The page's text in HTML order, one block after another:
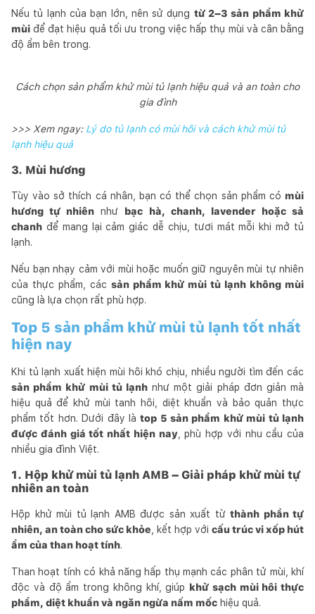
Nếu tủ lạnh của bạn lớn, nên sử dụng từ 2–3 sản phẩm khử
mùi để đạt hiệu quả tối ưu trong việc hấp thụ mùi và cân bằng
độ ẩm bên trong.
Cách chọn sản phẩm khử mùi tủ lạnh hiệu quả và an toàn cho
gia đình
>>> Xem ngay: Lý do tủ lạnh có mùi hôi và cách khử mùi tủ
lạnh hiệu quả
3. Mùi hương
Tùy vào sở thích cá nhân, bạn có thể chọn sản phẩm có mùi
hương tự nhiên như bạc hà, chanh, lavender hoặc sả
chanh để mang lại cảm giác dễ chịu, tươi mát mỗi khi mở tủ
lạnh.
Nếu bạn nhạy cảm với mùi hoặc muốn giữ nguyên mùi tự nhiên
của thực phẩm, các sản phẩm khử mùi tủ lạnh không mùi
cũng là lựa chọn rất phù hợp.
Top 5 sản phẩm khử mùi tủ lạnh tốt nhất
hiện nay
Khi tủ lạnh xuất hiện mùi hôi khó chịu, nhiều người tìm đến các
sản phẩm khử mùi tủ lạnhnhư một giải pháp đơn giản mà
hiệu quả để khử mùi tanh hôi, diệt khuẩn và bảo quản thực
phẩm tốt hơn. Dưới đây làtop 5 sản phẩm khử mùi tủ lạnh
được đánh giá tốt nhất hiện nay, phù hợp với nhu cầu của
nhiều gia đình Việt.
1. Hộp khử mùi tủ lạnh AMB – Giải pháp khử mùi tự
nhiên an toàn
Hộp khử mùi tủ lạnh AMB được sản xuất từ thành phần tự
nhiên, an toàn cho sức khỏe , kết hợp với cấu trúc vi xốp hút
ẩm của than hoạt tính.
Than hoạt tính có khả năng hấp thụ mạnh các phân tử mùi, khí
độc và độ ẩm trong không khí, giúp khử sạch mùi hôi thực
phẩm, diệt khuẩn và ngăn ngừa nấm mốc hiệu quả.